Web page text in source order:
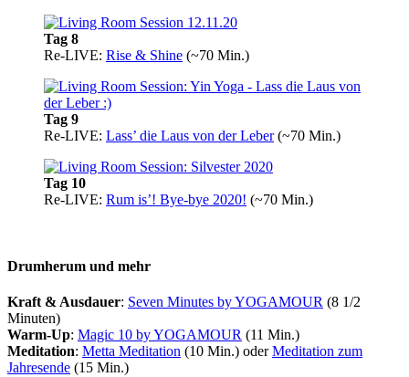
Tag 8
Re-LIVE: Rise & Shine (~70 Min.)
Tag 9
Re-LIVE: Lass’ die Laus von der Leber(~70 Min.)
Tag 10
Re-LIVE: Rum is’! Bye-bye 2020! (~70 Min.)
Drumherum und mehr
Kraft & Ausdauer: Seven Minutes by YOGAMOUR (8 1/2
Minuten)
Warm-Up: Magic 10 by YOGAMOUR (11 Min.)
Meditation: Metta Meditation (10 Min.) oderMeditation zum
Jahresende (15 Min.)